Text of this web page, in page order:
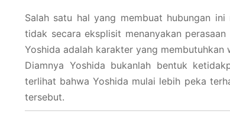
Salah satu hal yang membuat hubungan
tidak secara eksplisit menanyakan
Yoshida adalah karakter yang
Diamnya Yoshida bukanlah bentuk
terlihat bahwa Yoshida mulai lebih peka
tersebut.